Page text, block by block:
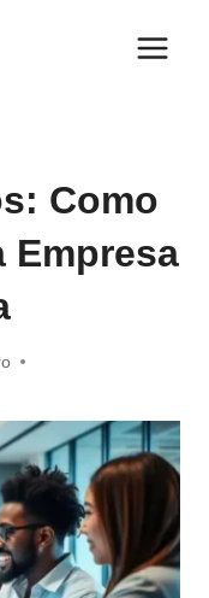
Como
Empresa